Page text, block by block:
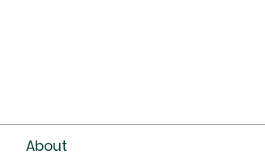
About